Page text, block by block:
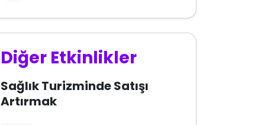
Diğer Etkinlikler
Sağlık Turizminde Satışı
Artırmak